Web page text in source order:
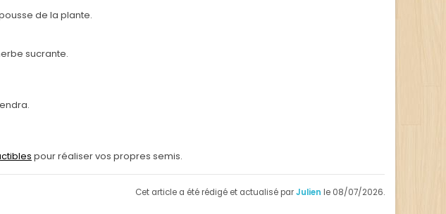
de la plante.
sucrante.
pour réaliser vos propres semis.
Cet article a été rédigé et actualisé parJulien le 08/07/2026.